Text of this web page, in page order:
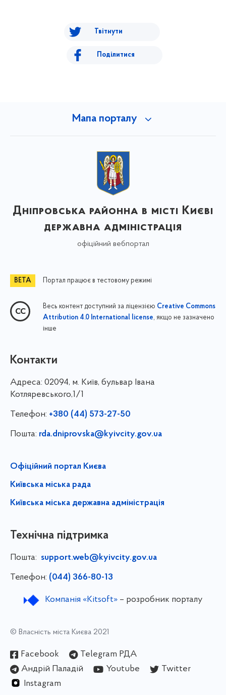
Твітнути
Поділитися
Мапа порталу
Дніпровська районна в місті Києві
державна адміністрація
офіційний вебпортал
Портал працює в тестовому режимі
Весь контент доступний за ліцензією Creative Commons
Attribution 4.0 International license, якщо не зазначено
інше
Контакти
Адреса: 02094, м. Київ, бульвар Івана
Котляревського,1/1
Телефон: +380 (44) 573-27-50
Пошта: rda.dniprovska@kyivcity.gov.ua
Офіційний портал Києва
Київська міська рада
Київська міська державна адміністрація
Технічна підтримка
Пошта: support.web@kyivcity.gov.ua
Телефон: (044) 366-80-13
Компанія «Kitsoft»– розробник порталу
© Власність міста Києва 2021
Facebook
Telegram РДА
Андрій Паладій
Youtube
Twitter
Instagram